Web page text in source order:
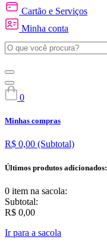
Cartão e Serviços
Minha conta
0
Minhas compras
R$ 0,00 (Subtotal)
Últimos produtos adicionados:
0 item na sacola:
Subtotal:
R$ 0,00
Ir para a sacola